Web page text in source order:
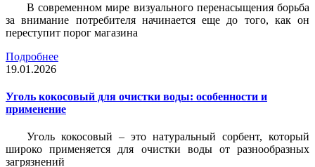
В современном мире визуального перенасыщения борьба
за внимание потребителя начинается еще до того, как он
переступит порог магазина
Подробнее
19.01.2026
Уголь кокосовый для очистки воды: особенности и
применение
Уголь кокосовый – это натуральный сорбент, который
широко применяется для очистки воды от разнообразных
загрязнений